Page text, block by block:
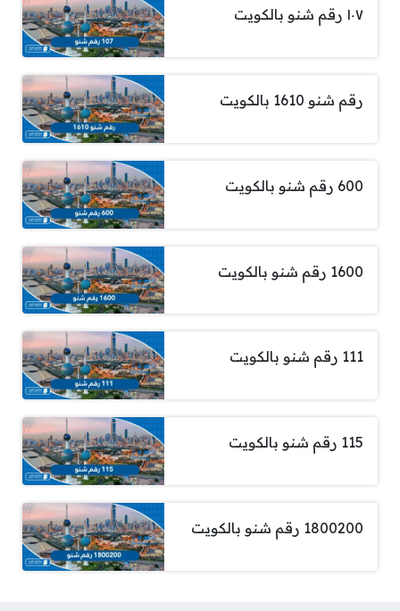
١٠٧ رقم شنو بالكويت
رقم شنو 1610 بالكويت
600 رقم شنو بالكويت
1600 رقم شنو بالكويت
111 رقم شنو بالكويت
115 رقم شنو بالكويت
1800200 رقم شنو بالكويت